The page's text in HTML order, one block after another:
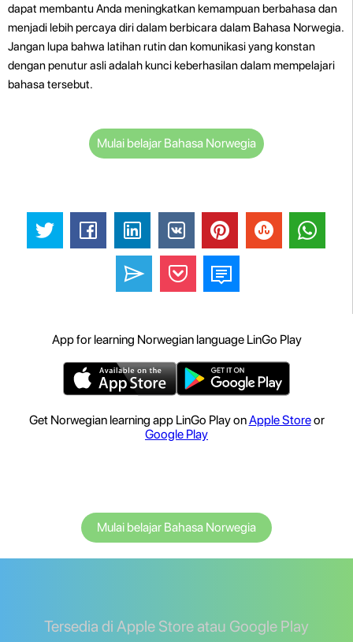
dapat membantu Anda meningkatkan kemampuan berbahasa dan
menjadi lebih percaya diri dalam berbicara dalam Bahasa Norwegia.
Jangan lupa bahwa latihan rutin dan komunikasi yang konstan
dengan penutur asli adalah kunci keberhasilan dalam mempelajari
bahasa tersebut.
Mulai belajar Bahasa Norwegia
App for learning Norwegian language LinGo Play
Get Norwegian learning app LinGo Play onApple Storeor
Google Play
Mulai belajar Bahasa Norwegia
Tersedia di Apple Store atau Google Play